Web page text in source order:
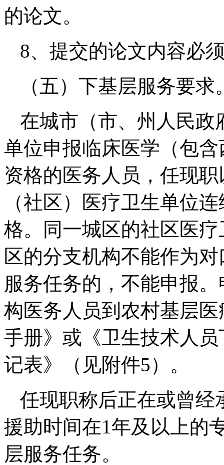
的论文。
8、提交的论文内容必
（五）下基层服务要求
在城市（市、州人民政
单位申报临床医学（包
资格的医务人员，任现
（社区）医疗卫生单位
格。同一城区的社区医
区的分支机构不能作为
服务任务的，不能申报
构医务人员到农村基层
手册》或《卫生技术人
记表》（见附件5）。
任现职称后正在或曾经
援助时间在1年及以上的
层服务任务。